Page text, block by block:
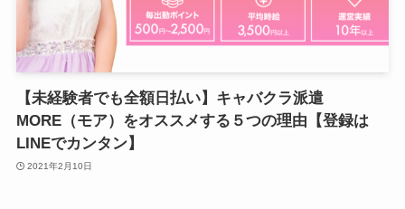
【未経験者でも全額日払い】キャバクラ派遣
MORE（モア）をオススメする５つの理由【登録は
LINEでカンタン】
2021年2月10日